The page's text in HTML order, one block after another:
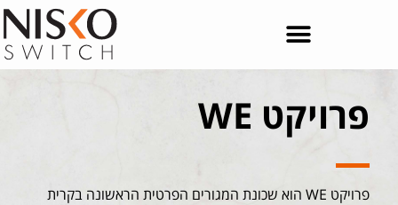
פרויקט WE
פרויקט WE הוא שכונת המגורים הפרטית הראשונה בקרית